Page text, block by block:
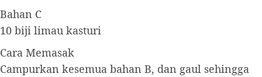
Bahan C
10 biji limau kasturi
Cara Memasak
Campurkan kesemua bahan B, dan gaul sehingga